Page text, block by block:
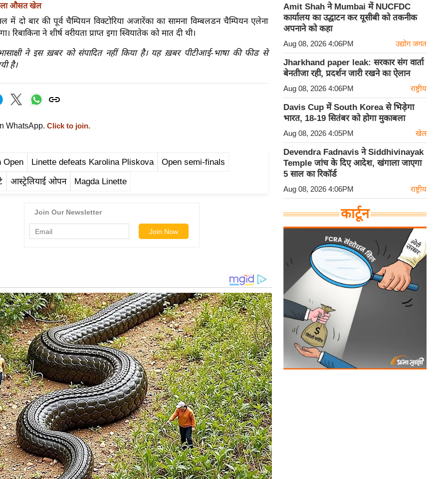
औसत खेल
में दो बार की पूर्व चैम्पियन विक्टोरिया अजारेंका का सामना विम्बलडन चैम्पियन एलेना
रिबाकिना ने शीर्ष वरीयता प्राप्त इगा स्वियातेक को मात दी थी।
ने इस ख़बर को संपादित नहीं किया है। यह ख़बर पीटीआई-भाषा की फीड से
है।
WhatsApp. Click to join.
Open Linette defeats Karolina Pliskova Open semi-finals
आस्ट्रेलियाई ओपन Magda Linette
Amit Shah ने Mumbai में NUCFDC
कार्यालय का उद्घाटन कर यूसीबी को तकनीक
अपनाने को कहा
Aug 08, 2026 4:06PM उद्योग जगत
Jharkhand paper leak: सरकार संग वार्ता
बेनतीजा रही, प्रदर्शन जारी रखने का ऐलान
Aug 08, 2026 4:06PM राष्ट्रीय
Davis Cup में South Korea से भिड़ेगा
भारत, 18-19 सितंबर को होगा मुकाबला
Aug 08, 2026 4:05PM खेल
Devendra Fadnavis ने Siddhivinayak
Temple जांच के दिए आदेश, खंगाला जाएगा
5 साल का रिकॉर्ड
Aug 08, 2026 4:06PM राष्ट्रीय
कार्टून